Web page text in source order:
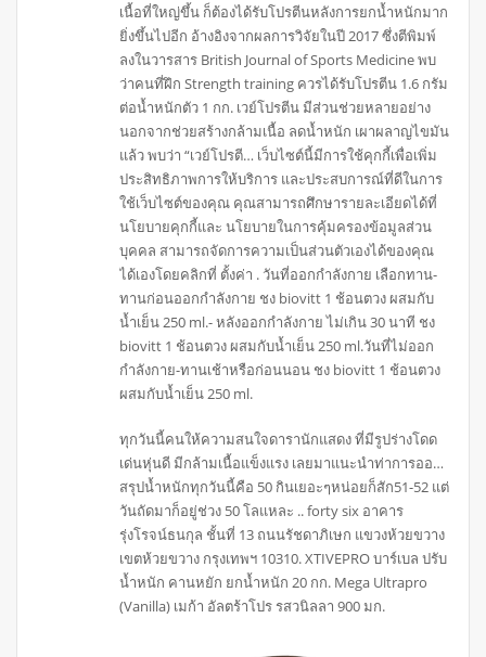
เนื้อที่ใหญ่ขึ้น ก็ต้องได้รับโปรตีนหลังการยกน้ำหนักมาก
ยิ่งขึ้นไปอีก อ้างอิงจากผลการวิจัยในปี 2017 ซึ่งตีพิมพ์
ลงในวารสาร British Journal of Sports Medicine พบ
ว่าคนที่ฝึก Strength training ควรได้รับโปรตีน 1.6 กรัม
ต่อน้ำหนักตัว 1 กก. เวย์โปรตีน มีส่วนช่วยหลายอย่าง
นอกจากช่วยสร้างกล้ามเนื้อ ลดน้ำหนัก เผาผลาญไขมัน
แล้ว พบว่า “เวย์โปรตี… เว็บไซต์นี้มีการใช้คุกกี้เพื่อเพิ่ม
ประสิทธิภาพการให้บริการ และประสบการณ์ที่ดีในการ
ใช้เว็บไซต์ของคุณ คุณสามารถศึกษารายละเอียดได้ที่
นโยบายคุกกี้และ นโยบายในการคุ้มครองข้อมูลส่วน
บุคคล สามารถจัดการความเป็นส่วนตัวเองได้ของคุณ
ได้เองโดยคลิกที่ ตั้งค่า . วันที่ออกกำลังกาย เลือกทาน-
ทานก่อนออกกำลังกาย ชง biovitt 1 ช้อนตวง ผสมกับ
น้ำเย็น 250 ml.- หลังออกกำลังกาย ไม่เกิน 30 นาที ชง
biovitt 1 ช้อนตวง ผสมกับน้ำเย็น 250 ml.วันที่ไม่ออก
กำลังกาย-ทานเช้าหรือก่อนนอน ชง biovitt 1 ช้อนตวง
ผสมกับน้ำเย็น 250 ml.
ทุกวันนี้คนให้ความสนใจดารานักแสดง ที่มีรูปร่างโดด
เด่นหุ่นดี มีกล้ามเนื้อแข็งแรง เลยมาแนะนำท่าการออ…
สรุปน้ำหนักทุกวันนี้คือ 50 กินเยอะๆหน่อยก็สัก51-52 แต่
วันถัดมาก็อยู่ช่วง 50 โลแหละ .. forty six อาคาร
รุ่งโรจน์ธนกุล ชั้นที่ 13 ถนนรัชดาภิเษก แขวงห้วยขวาง
เขตห้วยขวาง กรุงเทพฯ 10310. XTIVEPRO บาร์เบล ปรับ
น้ำหนัก คานหยัก ยกน้ำหนัก 20 กก. Mega Ultrapro
(Vanilla) เมก้า อัลตร้าโปร รสวนิลลา 900 มก.